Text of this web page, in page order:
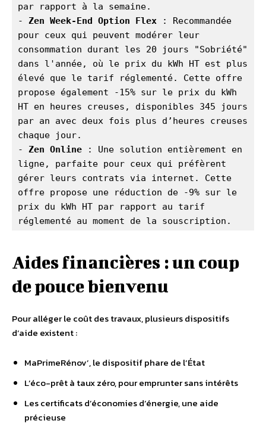
par rapport à la semaine.
- Zen Week-End Option Flex : Recommandée
pour ceux qui peuvent modérer leur
consommation durant les 20 jours "Sobriété"
dans l'année, où le prix du kWh HT est plus
élevé que le tarif réglementé. Cette offre
propose également -15% sur le prix du kWh
HT en heures creuses, disponibles 345 jours
par an avec deux fois plus d’heures creuses
chaque jour.
- Zen Online : Une solution entièrement en
ligne, parfaite pour ceux qui préfèrent
gérer leurs contrats via internet. Cette
offre propose une réduction de -9% sur le
prix du kWh HT par rapport au tarif
réglementé au moment de la souscription.
Aides financières : un coup
de pouce bienvenu
Pour alléger le coût des travaux, plusieurs dispositifs
d’aide existent :
MaPrimeRénov’, le dispositif phare de l’État
L’éco-prêt à taux zéro, pour emprunter sans intérêts
Les certificats d’économies d’énergie, une aide
précieuse